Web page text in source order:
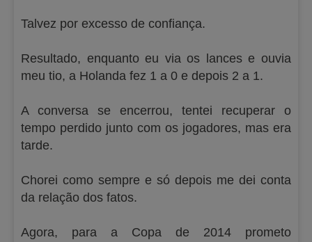
Talvez por excesso de confiança.
Resultado, enquanto eu via os lances e ouvia
meu tio, a Holanda fez 1 a 0 e depois 2 a 1.
A conversa se encerrou, tentei recuperar o
tempo perdido junto com os jogadores, mas era
tarde.
Chorei como sempre e só depois me dei conta
da relação dos fatos.
Agora, para a Copa de 2014 prometo